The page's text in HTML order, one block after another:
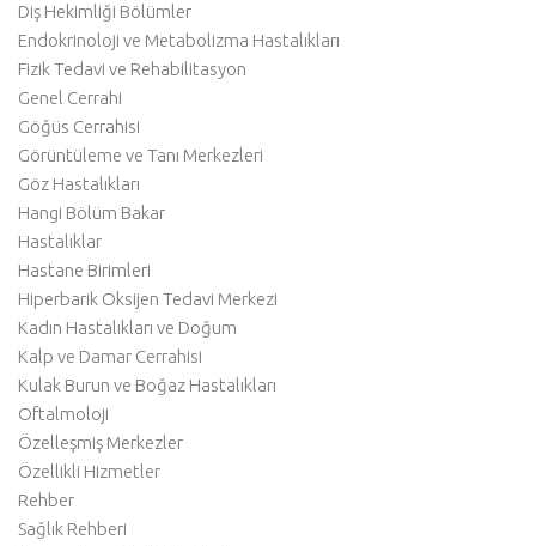
Diş Hekimliği Bölümler
Endokrinoloji ve Metabolizma Hastalıkları
Fizik Tedavi ve Rehabilitasyon
Genel Cerrahi
Göğüs Cerrahisi
Görüntüleme ve Tanı Merkezleri
Göz Hastalıkları
Hangi Bölüm Bakar
Hastalıklar
Hastane Birimleri
Hiperbarik Oksijen Tedavi Merkezi
Kadın Hastalıkları ve Doğum
Kalp ve Damar Cerrahisi
Kulak Burun ve Boğaz Hastalıkları
Oftalmoloji
Özelleşmiş Merkezler
Özellikli Hizmetler
Rehber
Sağlık Rehberi